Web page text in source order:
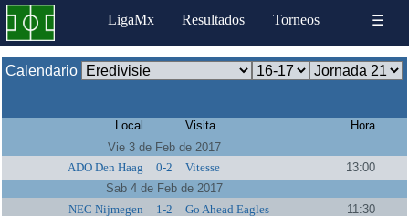
LigaMx Resultados Torneos ☰
Calendario
Local Visita
Hora
Vie 3 de Feb de 2017
ADO Den Haag
0-2 Vitesse
13:00
Sab 4 de Feb de 2017
NEC Nijmegen
1-2 Go Ahead Eagles
11:30